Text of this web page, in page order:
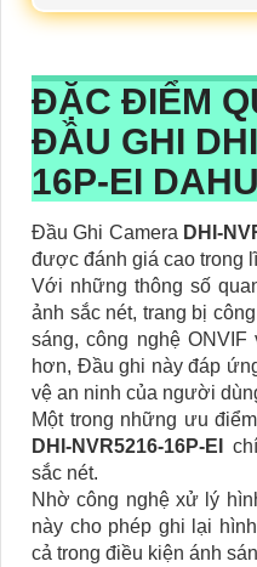
ĐẶC ĐIỂM
ĐẦU GHI
16P-EI
Đầu Ghi Camera DHI-
được đánh giá cao trong
Với những thông số
ảnh sắc nét, trang bị
sáng, công nghệ
hơn, Đầu ghi này đáp
vệ an ninh của người
Một trong những ưu
DHI-NVR5216-16P-EI
sắc nét.
Nhờ công nghệ xử lý
này cho phép ghi lại
cả trong điều kiện ánh